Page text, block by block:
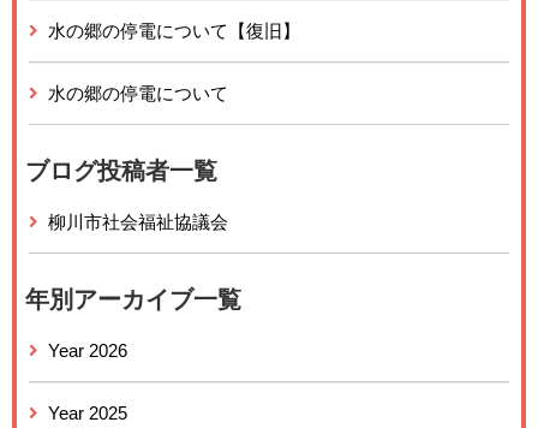
水の郷の停電について【復旧】
水の郷の停電について
ブログ投稿者一覧
柳川市社会福祉協議会
年別アーカイブ一覧
Year 2026
Year 2025